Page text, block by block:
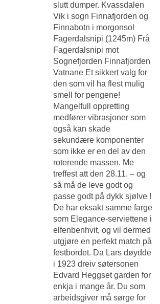
slutt dumper. Kvassdalen
Vik i sogn Finnafjorden og
Finnabotn i morgonsol
Fagerdalsnipi (1245m) Frå
Fagerdalsnipi mot
Sognefjorden Finnafjorden
Vatnane Et sikkert valg for
den som vil ha flest mulig
smell for pengene!
Mangelfull oppretting
medfører vibrasjoner som
også kan skade
sekundære komponenter
som ikke er en del av den
roterende massen. Me
treffest att den 28.11. – og
så må de leve godt og
passe godt på dykk sjølve !
De har eksakt samme farge
som Elegance-serviettene i
elfenbenhvit, og vil dermed
utgjøre en perfekt match på
festbordet. Da Lars døydde
i 1923 dreiv søtersonen
Edvard Heggset garden for
enkja i mange år. Du som
arbeidsgiver må sørge for